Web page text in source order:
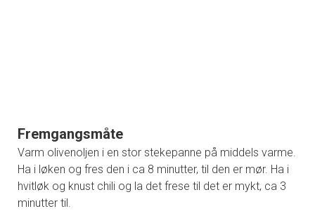
Fremgangsmåte
Varm olivenoljen i en stor stekepanne på middels varme.
Ha i løken og fres den i ca 8 minutter, til den er mør. Ha i
hvitløk og knust chili og la det frese til det er mykt, ca 3
minutter til.